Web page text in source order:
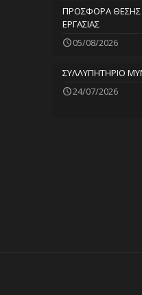
ΠΡΟΣΦΟΡΑ ΘΕΣΗΣ
ΕΡΓΑΣΙΑΣ
05/08/2026
ΣΥΛΛΥΠΗΤΗΡΙΟ
24/07/2026